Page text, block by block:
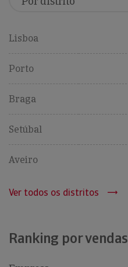
Lisboa
Porto
Braga
Setúbal
Aveiro
Ver todos os distritos
Ranking por vendas